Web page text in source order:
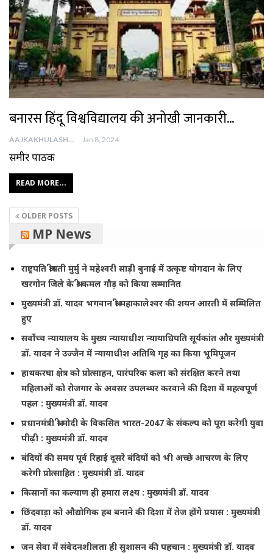
बनारस हिंदू विश्वविद्यालय की अनोखी जानकारी…
AAJKAKHULASHA Jan 8, 2024
समीर पाठक
READ MORE...
OLDER POSTS
MP News
राष्ट्रपति श्रीमती मुर्मु ने महेश्वरी साड़ी बुनाई में उत्कृष्ट योगदान के लिए
खरगोन जिले के श्री कमल गौड़ को किया सम्मानित
मुख्यमंत्री डॉ. यादव भगवान श्री महाकालेश्‍वर की शयन आरती में सम्मिलित
हुए
सर्वोच्च न्यायालय के मुख्‍य न्‍यायाधीश न्यायाधिपति सूर्यकांत और मुख्यमंत्री
डॉ. यादव ने उज्जैन में न्यायाधीश अतिथि गृह का किया भूमिपूजन
हाथकरघा क्षेत्र को प्रोत्साहन, पारंपरिक कला को संरक्षित करने तथा
महिलाओं को रोजगार के अवसर उपलब्धर करवाने की दिशा में महत्वपूर्ण
पहल : मुख्यमंत्री डॉ. यादव
प्रधानमंत्री श्री मोदी के विकसित भारत-2047 के संकल्प को पूरा करेगी युवा
पीढ़ी : मुख्यमंत्री डॉ. यादव
बंदियों की समय पूर्व रिहाई दूसरे बंदियों को भी अच्छे आचरण के लिए
करेगी प्रोत्साहित : मुख्यमंत्री डॉ. यादव
किसानों का कल्याण ही हमारा लक्ष्य : मुख्यमंत्री डॉ. यादव
छिंदवाड़ा को औद्योगिक हब बनाने की दिशा में तेज होंगे प्रयास : मुख्यमंत्री
डॉ. यादव
जन सेवा में संवेदनशीलता ही सुशासन की पहचान : मुख्यमंत्री डॉ. यादव